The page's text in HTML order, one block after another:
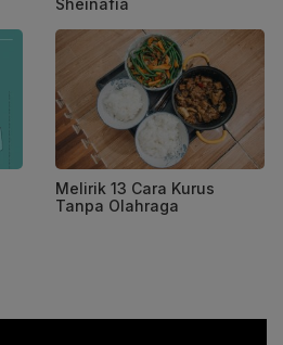
Sheinafia
Melirik 13 Cara Kurus
Tanpa Olahraga